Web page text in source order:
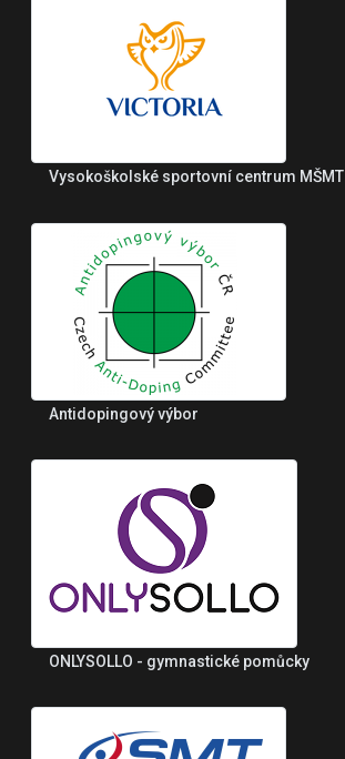
Vysokoškolské sportovní centrum MŠMT
Antidopingový výbor
ONLYSOLLO - gymnastické pomůcky